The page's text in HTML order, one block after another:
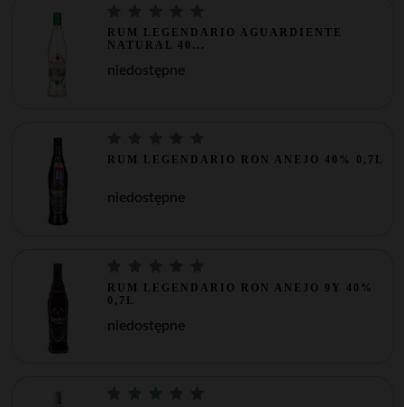
RUM LEGENDARIO AGUARDIENTE
NATURAL 40...
niedostępne
RUM LEGENDARIO RON ANEJO 40% 0,7L
niedostępne
RUM LEGENDARIO RON ANEJO 9Y 40%
0,7L
niedostępne